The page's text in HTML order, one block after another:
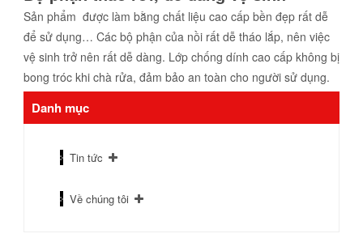
Sản phẩm được làm bằng chất liệu cao cấp bền đẹp rất dễ
để sử dụng… Các bộ phận của nồi rất dễ tháo lắp, nên việc
vệ sinh trở nên rất dễ dàng. Lớp chống dính cao cấp không bị
bong tróc khi chà rửa, đảm bảo an toàn cho người sử dụng.
Danh mục
Tin tức
Về chúng tôi